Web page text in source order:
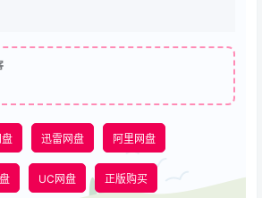
迅雷网盘 阿里网盘
UC网盘 正版购买